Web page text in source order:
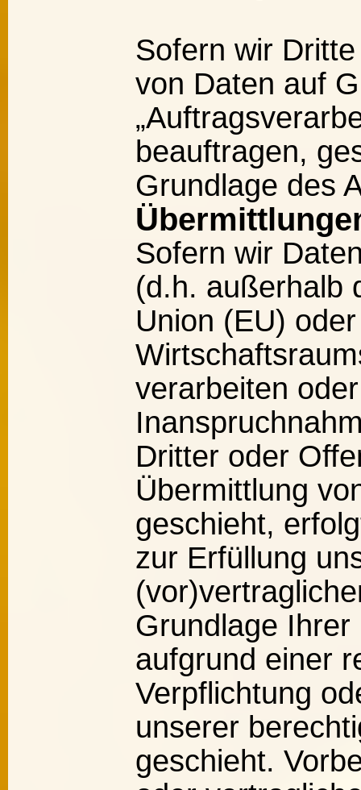
Sofern wir
von Daten auf
beauftragen,
Grundlage des
Sofern wir
(d.h. außerhalb
Union (EU)
verarbeiten
Dritter oder
Übermittlung
geschieht,
zur Erfüllung
Grundlage Ihrer
aufgrund einer
Verpflichtung
unserer
geschieht.